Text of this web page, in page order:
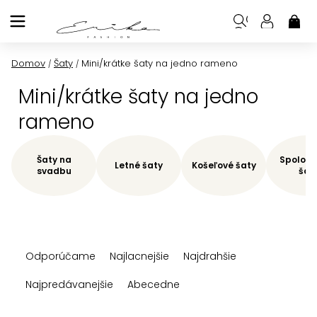
na
Domov / Šaty / Mini/krátke šaty na jedno rameno
Mini/krátke šaty na jedno
rameno
Šaty na
svadbu
Letné šaty Košeľové šaty
a
d
Odporúčame Najlacnejšie
Najdrahšie
Najpredávanejšie
Abecedne